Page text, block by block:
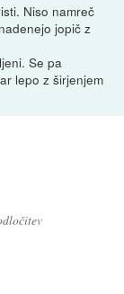
Niso namreč
jopič z
Se pa
lepo z širjenjem